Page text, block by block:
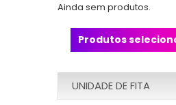
Ainda sem produtos.
Produtos
UNIDADE DE FITA